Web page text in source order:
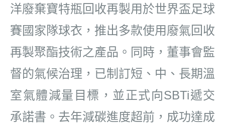
洋廢棄寶特瓶回收再製用於世界盃足球
賽國家隊球衣，推出多款使用廢氣回收
再製聚酯技術之產品。同時 ， 董事會監
督的氣候治理 ，已制訂短 、 中 、 長期溫
室氣體減量目標， 並正式向SBTi遞交
承諾書。去年減碳進度超前， 成功達成